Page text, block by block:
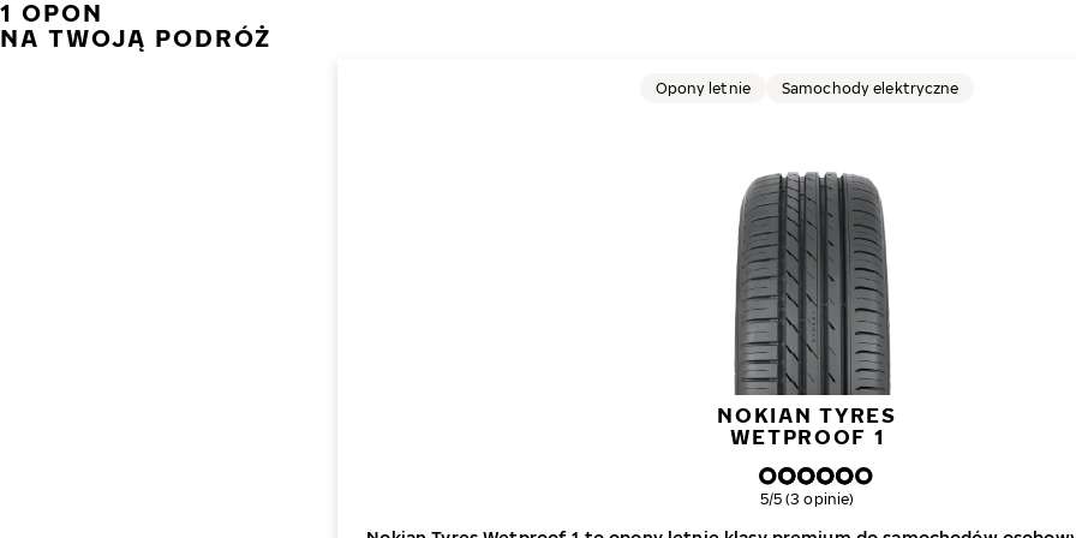
1 OPON
NA TWOJĄ PODRÓŻ
NOKIAN TYRES
WETPROOF 1
Opony letnie Samochody elektryczne
Ogólna ocena
5/5 (3 opinie)